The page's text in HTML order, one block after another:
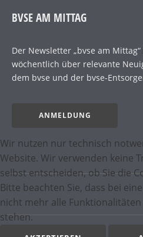
BVSE AM MITTAG
Der Newsletter „bvse am
wöchentlich über relevante
dem bvse und der bvse-
ANMELDUNG
Wir nutzen nur technisch
Website. Wir verwenden keine
selbst entscheiden, ob Sie die
Bitte beachten Sie, dass bei
nicht mehr alle
stehen.